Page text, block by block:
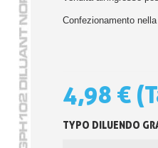
10€ di buono
Confezionamento
4,98 €
TYPO DILUENDO